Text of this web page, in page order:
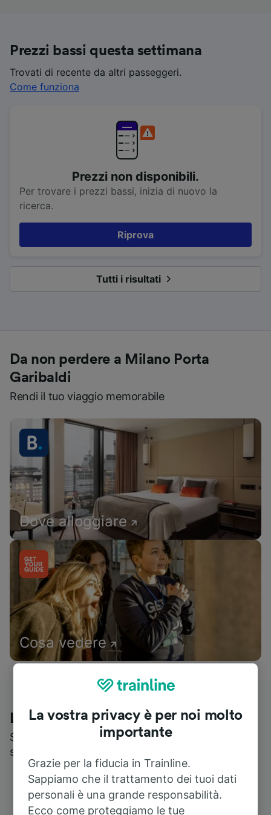
Prezzi bassi questa settimana
Trovati di recente da altri passeggeri.
Come funziona
Prezzi non disponibili.
Per trovare i prezzi bassi, inizia di nuovo la
ricerca.
Riprova
Tutti i risultati
Da non perdere a Milano Porta
Garibaldi
Rendi il tuo viaggio memorabile
Dove alloggiare
Cosa vedere
Le recensioni dei nostri viaggiatori
Scopri cosa pensa realmente chi utilizza i nostri
servizi
La vostra privacy è per noi molto
importante
Grazie per la fiducia in Trainline.
Sappiamo che il trattamento dei tuoi dati
personali è una grande responsabilità.
Ecco come proteggiamo le tue